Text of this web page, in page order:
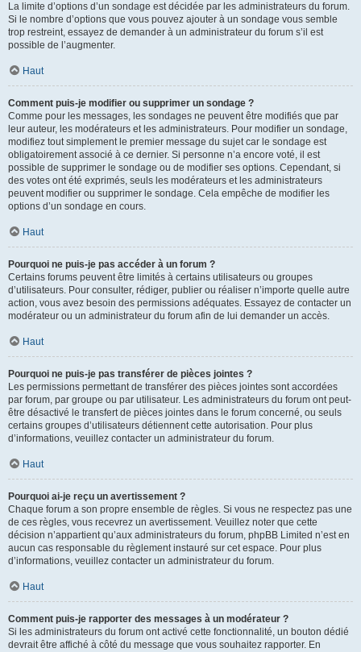
La limite d’options d’un sondage est décidée par les administrateurs du forum.
Si le nombre d’options que vous pouvez ajouter à un sondage vous semble
trop restreint, essayez de demander à un administrateur du forum s’il est
possible de l’augmenter.
Haut
Comment puis-je modifier ou supprimer un sondage ?
Comme pour les messages, les sondages ne peuvent être modifiés que par
leur auteur, les modérateurs et les administrateurs. Pour modifier un sondage,
modifiez tout simplement le premier message du sujet car le sondage est
obligatoirement associé à ce dernier. Si personne n’a encore voté, il est
possible de supprimer le sondage ou de modifier ses options. Cependant, si
des votes ont été exprimés, seuls les modérateurs et les administrateurs
peuvent modifier ou supprimer le sondage. Cela empêche de modifier les
options d’un sondage en cours.
Haut
Pourquoi ne puis-je pas accéder à un forum ?
Certains forums peuvent être limités à certains utilisateurs ou groupes
d’utilisateurs. Pour consulter, rédiger, publier ou réaliser n’importe quelle autre
action, vous avez besoin des permissions adéquates. Essayez de contacter un
modérateur ou un administrateur du forum afin de lui demander un accès.
Haut
Pourquoi ne puis-je pas transférer de pièces jointes ?
Les permissions permettant de transférer des pièces jointes sont accordées
par forum, par groupe ou par utilisateur. Les administrateurs du forum ont peut-
être désactivé le transfert de pièces jointes dans le forum concerné, ou seuls
certains groupes d’utilisateurs détiennent cette autorisation. Pour plus
d’informations, veuillez contacter un administrateur du forum.
Haut
Pourquoi ai-je reçu un avertissement ?
Chaque forum a son propre ensemble de règles. Si vous ne respectez pas une
de ces règles, vous recevrez un avertissement. Veuillez noter que cette
décision n’appartient qu’aux administrateurs du forum, phpBB Limited n’est en
aucun cas responsable du règlement instauré sur cet espace. Pour plus
d’informations, veuillez contacter un administrateur du forum.
Haut
Comment puis-je rapporter des messages à un modérateur ?
Si les administrateurs du forum ont activé cette fonctionnalité, un bouton dédié
devrait être affiché à côté du message que vous souhaitez rapporter. En